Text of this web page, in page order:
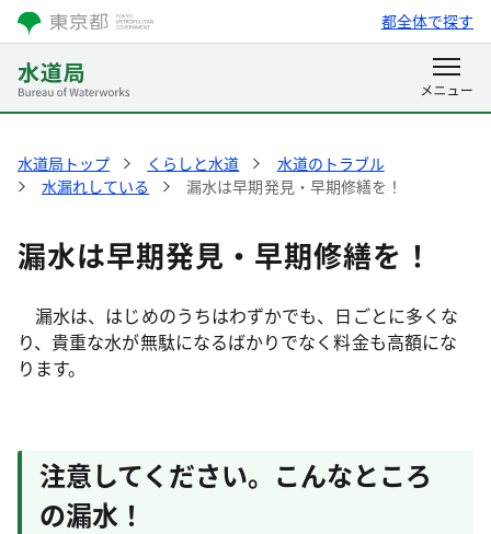
都全体で探す
水道局トップ くらしと水道
水道のトラブル
水漏れしている
漏水は早期発見・早期修繕を！
漏水は早期発見・早期修繕を！
漏水は、はじめのうちはわずかでも、日ごとに多くな
り、貴重な水が無駄になるばかりでなく料金も高額にな
ります。
注意してください。こんなところ
の漏水！